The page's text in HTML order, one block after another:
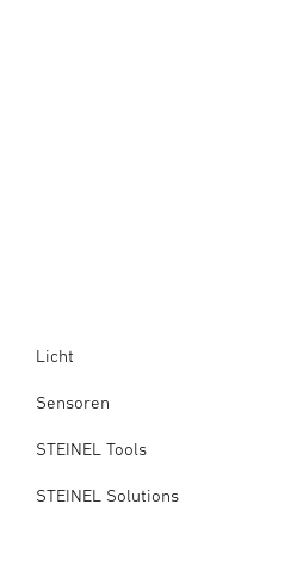
Licht
Sensoren
STEINEL Tools
STEINEL Solutions